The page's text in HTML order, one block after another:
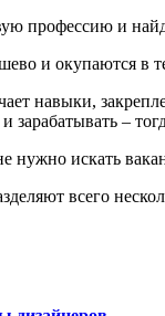
профессию и
и окупаются в
навыки,
зарабатывать –
нужно искать
всего